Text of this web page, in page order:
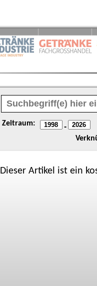
Zeitraum: -
Dieser Artikel ist ein